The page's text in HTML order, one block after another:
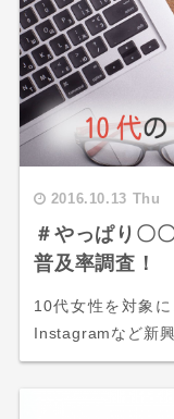
2016.10.13 Thu
＃やっぱり〇
普及率調査！
10代女性を対象
Instagramなど新